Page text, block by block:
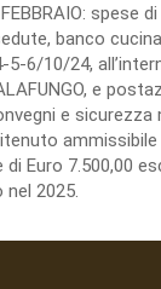
banco
5-6/10/24,
e
e
Euro 7.500,00
2025.